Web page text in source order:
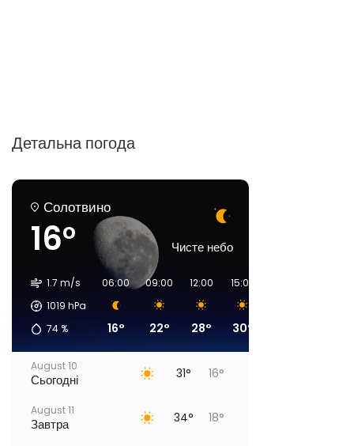
Детальна погода
Солотвино
16° Чисте небо
1.7 m/s
1019 hPa
74 %
06:00
16°
09:00
22°
12:00
28°
15:00
30°
August 10
Сьогодні 31° 16°
August 11
Завтра 34° 18°